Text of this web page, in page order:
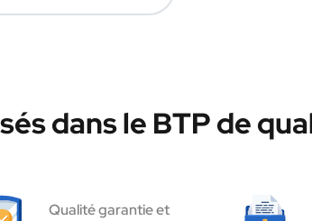
dans le BTP de
Qualité garantie et